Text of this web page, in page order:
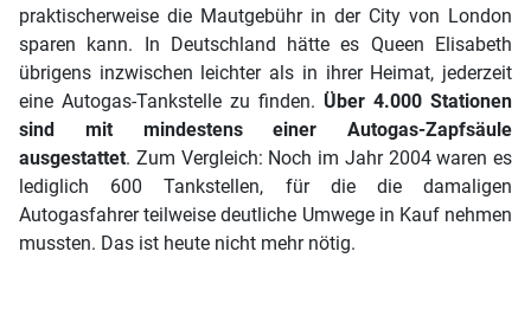
praktischerweise die Mautgebühr in der City von London
sparen kann. In Deutschland hätte es Queen Elisabeth
übrigens inzwischen leichter als in ihrer Heimat, jederzeit
eine Autogas-Tankstelle zu finden. Über 4.000 Stationen
sind mit mindestens einer Autogas-Zapfsäule
ausgestattet. Zum Vergleich: Noch im Jahr 2004 waren es
lediglich 600 Tankstellen, für die die damaligen
Autogasfahrer teilweise deutliche Umwege in Kauf nehmen
mussten. Das ist heute nicht mehr nötig.